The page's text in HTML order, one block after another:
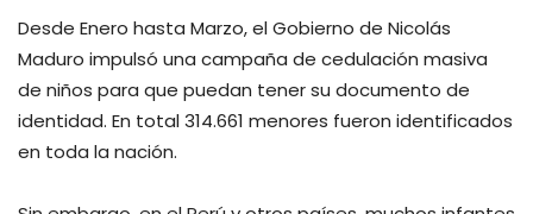
Desde Enero hasta Marzo, el Gobierno de Nicolás
Maduro impulsó una campaña de cedulación masiva
de niños para que puedan tener su documento de
identidad. En total 314.661 menores fueron identificados
en toda la nación.